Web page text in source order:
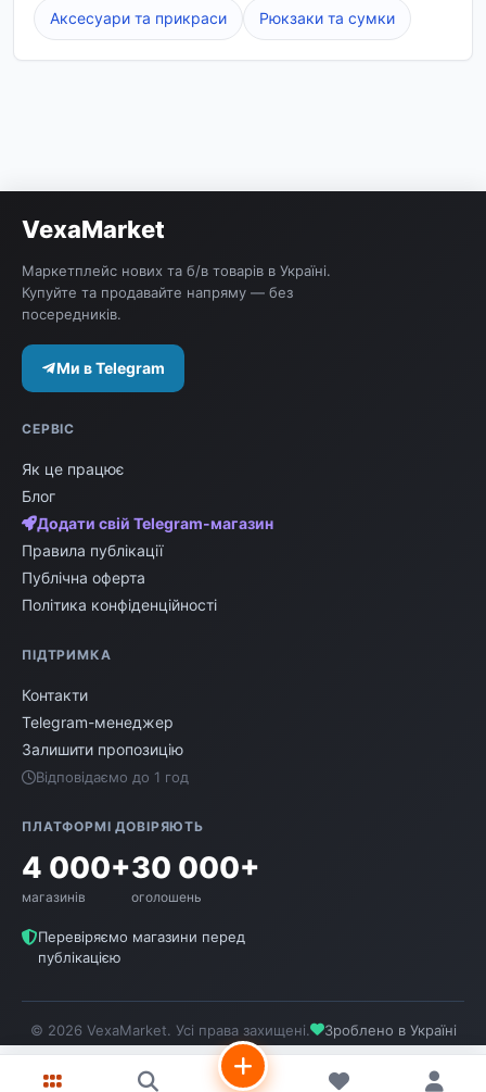
знайти відповідний варіант.
максимального комфорту.
Аксесуари та прикраси Рюкзаки та сумки
VexaMarket
Маркетплейс нових та б/в товарів в Україні.
Купуйте та продавайте напряму — без
посередників.
Ми в Telegram
СЕРВІС
Як це працює
Блог
Додати свій Telegram-магазин
Правила публікації
Публічна оферта
Політика конфіденційності
ПІДТРИМКА
Контакти
Telegram-менеджер
Залишити пропозицію
Відповідаємо до 1 год
ПЛАТФОРМІ ДОВІРЯЮТЬ
4 000+
магазинів
30 000+
оголошень
Перевіряємо магазини перед
публікацією
© 2026 VexaMarket. Усі права захищені. Зроблено в Україні